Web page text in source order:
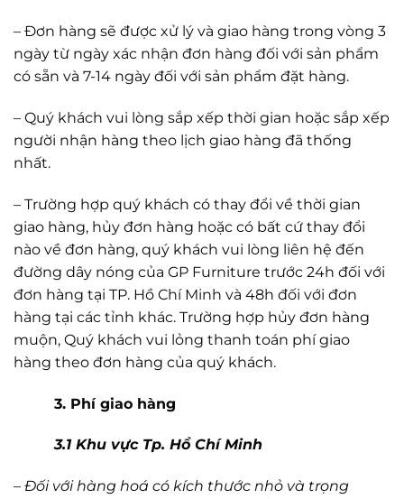
– Đơn hàng sẽ được xử lý và giao hàng trong vòng 3
ngày từ ngày xác nhận đơn hàng đối với sản phẩm
có sẵn và 7-14 ngày đối với sản phẩm đặt hàng.
– Quý khách vui lòng sắp xếp thời gian hoặc sắp xếp
người nhận hàng theo lịch giao hàng đã thống
nhất.
– Trường hợp quý khách có thay đổi về thời gian
giao hàng, hủy đơn hàng hoặc có bất cứ thay đổi
nào về đơn hàng, quý khách vui lòng liên hệ đến
đường dây nóng của GP Furniture trước 24h đối với
đơn hàng tại TP. Hồ Chí Minh và 48h đối với đơn
hàng tại các tỉnh khác. Trường hợp hủy đơn hàng
muộn, Quý khách vui lỏng thanh toán phí giao
hàng theo đơn hàng của quý khách.
3. Phí giao hàng
3.1 Khu vực Tp. Hồ Chí Minh
– Đối với hàng hoá có kích thước nhỏ và trọng